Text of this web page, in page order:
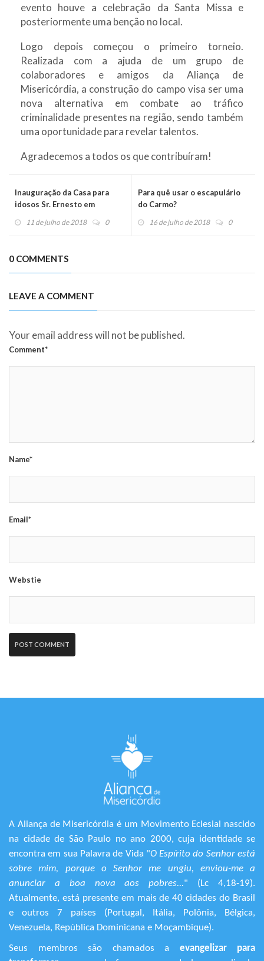
evento houve a celebração da Santa Missa e
posteriormente uma benção no local.
Logo depois começou o primeiro torneio.
Realizada com a ajuda de um grupo de
colaboradores e amigos da Aliança de
Misericórdia, a construção do campo visa ser uma
nova alternativa em combate ao tráfico
criminalidade presentes na região, sendo também
uma oportunidade para revelar talentos.
Agradecemos a todos os que contribuíram!
Inauguração da Casa para
idosos Sr. Ernesto em
11 de julho de 2018 0
Para quê usar o escapulário
do Carmo?
16 de julho de 2018 0
0 COMMENTS
LEAVE A COMMENT
Your email address will not be published.
Comment*
Name*
Email*
Webstie
A Aliança de Misericórdia é um Movimento Eclesial nascido
na cidade de São Paulo no ano 2000, cuja identidade se
encontra em sua Palavra de Vida "O Espírito do Senhor está
sobre mim, porque o Senhor me ungiu, enviou-me a
anunciar a boa nova aos pobres..." (Lc 4,18-19).
Atualmente, está presente em mais de 40 cidades do Brasil
e outros 7 países (Portugal, Itália, Polônia, Bélgica,
Venezuela, República Dominicana e Moçambique).
Seus membros são chamados a evangelizar para